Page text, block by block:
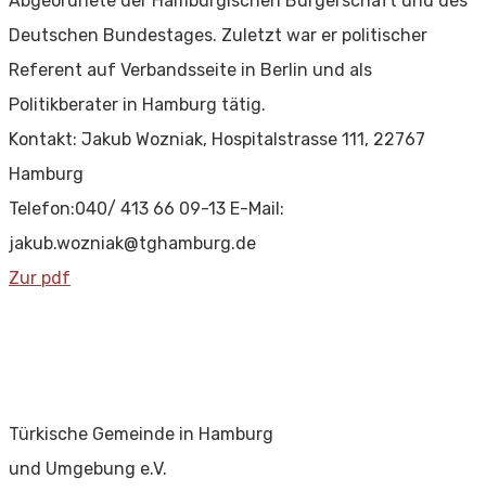
Deutschen Bundestages. Zuletzt war er politischer
Referent auf Verbandsseite in Berlin und als
Politikberater in Hamburg tätig.
Kontakt: Jakub Wozniak, Hospitalstrasse 111, 22767
Hamburg
Telefon:040/ 413 66 09-13 E-Mail:
jakub.wozniak@tghamburg.de
Zur pdf
Türkische Gemeinde in Hamburg
und Umgebung e.V.